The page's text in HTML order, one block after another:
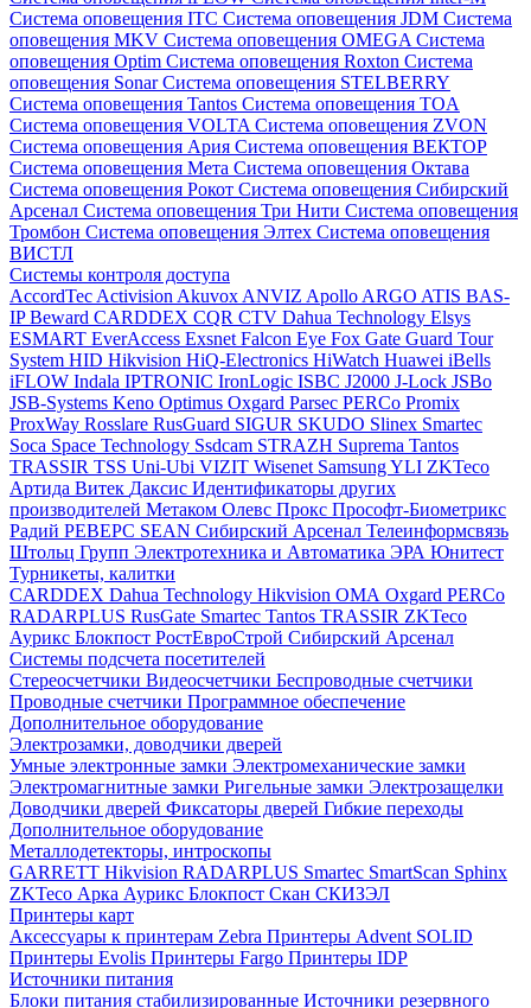
Система оповещения ITC Система оповещения JDM Система
оповещения MKV Система оповещения OMEGA Система
оповещения Optim Система оповещения Roxton Система
оповещения SonarСистема оповещения STELBERRY
Система оповещения Tantos Система оповещения TOA
Система оповещения VOLTA Система оповещения ZVON
Система оповещения Ария Система оповещения ВЕКТОР
Система оповещения Мета Система оповещения Октава
Система оповещения Рокот Система оповещения Сибирский
Арсенал Система оповещения Три Нити Система оповещения
Тромбон Система оповещения Элтех Система оповещения
ВИСТЛ
Системы контроля доступа
AccordTec Activision Akuvox ANVIZ Apollo ARGO ATIS BAS-
IPBeward CARDDEX CQR CTV Dahua Technology Elsys
ESMART EverAccess Exsnet Falcon Eye Fox Gate Guard Tour
System HID Hikvision HiQ-Electronics HiWatch Huawei iBells
iFLOW Indala IPTRONIC IronLogic ISBC J2000 J-Lock JSBo
JSB-Systems Keno Optimus Oxgard Parsec PERCo Promix
ProxWay Rosslare RusGuard SIGUR SKUDO Slinex Smartec
Soca Space Technology Ssdcam STRAZH Suprema Tantos
TRASSIR TSS Uni-Ubi VIZIT Wisenet SamsungYLI ZKTeco
Артида Витек Даксис Идентификаторы других
производителей Метаком Олевс Прокс Прософт-Биометрикс
Радий РЕВЕРС SEAN Сибирский Арсенал Телеинформсвязь
Штольц Групп Электротехника и Автоматика ЭРА Юнитест
Турникеты, калитки
CARDDEX Dahua Technology Hikvision ОМА Oxgard PERCo
RADARPLUS RusGate Smartec Tantos TRASSIR ZKTeco
Аурикс Блокпост РостЕвроСтрой Сибирский Арсенал
Системы подсчета посетителей
Стереосчетчики Видеосчетчики Беспроводные счетчики
Проводные счетчики Программное обеспечение
Дополнительное оборудование
Электрозамки, доводчики дверей
Умные электронные замки Электромеханические замки
Электромагнитные замки Ригельные замки Электрозащелки
Доводчики дверей Фиксаторы дверей Гибкие переходы
Дополнительное оборудование
Металлодетекторы, интроскопы
GARRETT Hikvision RADARPLUS Smartec SmartScan Sphinx
ZKTeco Арка Аурикс Блокпост Скан СКИЗЭЛ
Принтеры карт
Аксессуары к принтерам Zebra Принтеры Advent SOLID
Принтеры Evolis Принтеры Fargo Принтеры IDP
Источники питания
Блоки питания стабилизированные Источники резервного